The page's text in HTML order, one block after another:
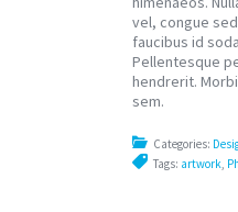
vel, congue
faucibus id
Pellentesque
hendrerit.
sem.
Categories:
Tags: artwork,